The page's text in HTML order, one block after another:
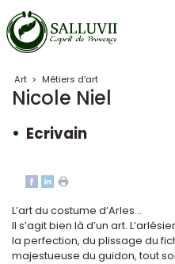
Panneau de gestion des
Art > Métiers d’art
Nicole Niel
Ecrivain
L’art du costume d’Arles...
Il s’agit bien là d’un art.
la perfection, du plissage du
majestueuse du guidon, tout